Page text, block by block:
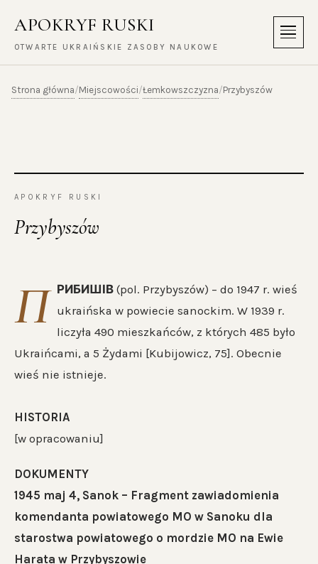
APOKRYF RUSKI
OTWARTE UKRAIŃSKIE ZASOBY NAUKOWE
Menu
Strona główna/Miejscowości/Łemkowszczyzna/Przybyszów
APOKRYF RUSKI
Przybyszów
П РИБИШІВ(pol. Przybyszów) – do 1947 r. wieś
ukraińska w powiecie sanockim. W 1939 r.
liczyła 490 mieszkańców, z których 485 było
Ukraińcami, a 5 Żydami [Kubijowicz, 75]. Obecnie
wieś nie istnieje.
HISTORIA
[w opracowaniu]
DOKUMENTY
1945 maj 4, Sanok – Fragment zawiadomienia
komendanta powiatowego MO w Sanoku dla
starostwa powiatowego o mordzie MO na Ewie
Harata w Przybyszowie